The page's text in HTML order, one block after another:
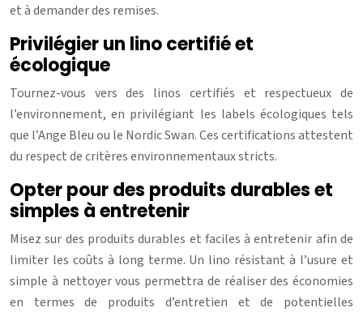
et à demander des remises.
Privilégier un lino certifié et
écologique
Tournez-vous vers des linos certifiés et respectueux de
l’environnement, en privilégiant les labels écologiques tels
que l’Ange Bleu ou le Nordic Swan. Ces certifications attestent
du respect de critères environnementaux stricts.
Opter pour des produits durables et
simples à entretenir
Misez sur des produits durables et faciles à entretenir afin de
limiter les coûts à long terme. Un lino résistant à l’usure et
simple à nettoyer vous permettra de réaliser des économies
en termes de produits d’entretien et de potentielles